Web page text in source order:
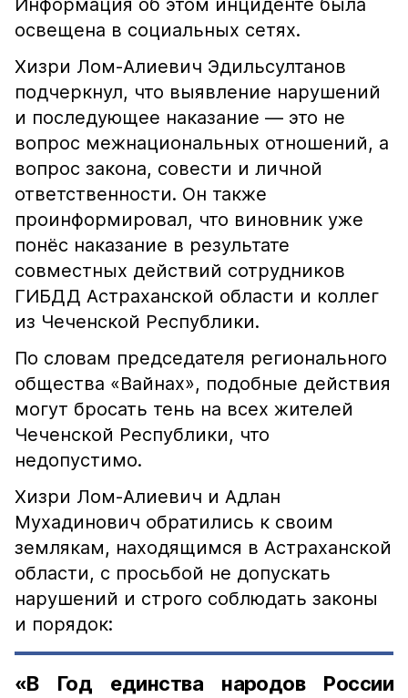
Информация об этом инциденте была
освещена в социальных сетях.
Хизри Лом-Алиевич Эдильсултанов
подчеркнул, что выявление нарушений
и последующее наказание — это не
вопрос межнациональных отношений, а
вопрос закона, совести и личной
ответственности. Он также
проинформировал, что виновник уже
понёс наказание в результате
совместных действий сотрудников
ГИБДД Астраханской области и коллег
из Чеченской Республики.
По словам председателя регионального
общества «Вайнах», подобные действия
могут бросать тень на всех жителей
Чеченской Республики, что
недопустимо.
Хизри Лом-Алиевич и Адлан
Мухадинович обратились к своим
землякам, находящимся в Астраханской
области, с просьбой не допускать
нарушений и строго соблюдать законы
и порядок:
«В Год единства народов России